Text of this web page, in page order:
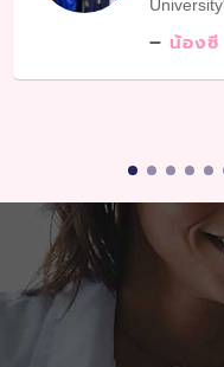
University
น้องซี